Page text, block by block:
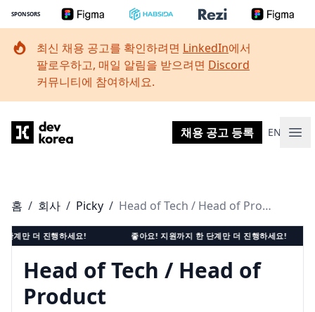
SPONSORS
최신 채용 공고를 확인하려면 LinkedIn에서
팔로우하고, 매일 알림을 받으려면 Discord
커뮤니티에 참여하세요.
Dev Korea 채용 공고 등록 EN 메
홈 / 회사 / Picky / Head of Tech / Head of Product
만 더 진행하세요! 좋아요! 지원까지 한 단계만 더 진행하세요!
Head of Tech / Head of
Product